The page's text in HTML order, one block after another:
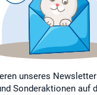
unseres
Sonderaktionen auf